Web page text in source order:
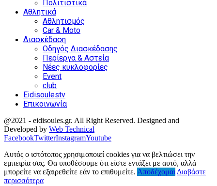
Πολιτιστικά
Αθλητικά
Αθλητισμός
Car & Moto
Διασκέδαση
Οδηγός Διασκέδασης
Περίεργα & Αστεία
Νέες κυκλοφορίες
Event
club
Eidisoulestv
Επικοινωνία
@2021 - eidisoules.gr. All Right Reserved. Designed and
Developed by Web Technical
FacebookTwitterInstagramYoutube
Αυτός ο ιστότοπος χρησιμοποιεί cookies για να βελτιώσει την
εμπειρία σας. Θα υποθέσουμε ότι είστε εντάξει με αυτό, αλλά
μπορείτε να εξαιρεθείτε εάν το επιθυμείτε. Αποδέχομαι Διαβάστε
περισσότερα